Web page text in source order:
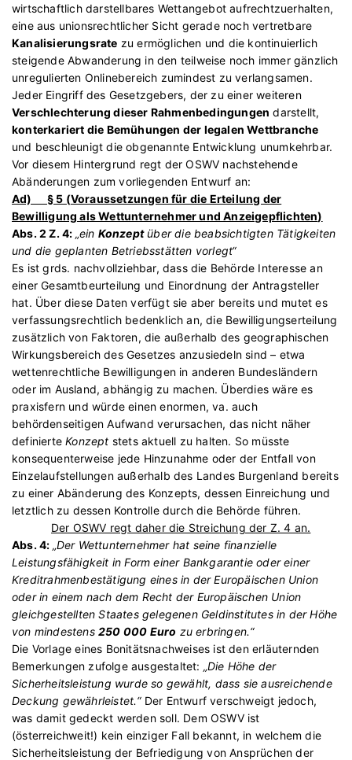
wirtschaftlich darstellbares Wettangebot aufrechtzuerhalten,
eine aus unionsrechtlicher Sicht gerade noch vertretbare
Kanalisierungsrate zu ermöglichen und die kontinuierlich
steigende Abwanderung in den teilweise noch immer gänzlich
unregulierten Onlinebereich zumindest zu verlangsamen.
Jeder Eingriff des Gesetzgebers, der zu einer weiteren
Verschlechterung dieser Rahmenbedingungen darstellt,
konterkariert die Bemühungen der legalen Wettbranche
und beschleunigt die obgenannte Entwicklung unumkehrbar.
Vor diesem Hintergrund regt der OSWV nachstehende
Abänderungen zum vorliegenden Entwurf an:
Ad) § 5 (Voraussetzungen für die Erteilung der
Bewilligung als Wettunternehmer und Anzeigepflichten)
Abs. 2 Z. 4: „ein Konzeptüber die beabsichtigten Tätigkeiten
und die geplanten Betriebsstätten vorlegt“
Es ist grds. nachvollziehbar, dass die Behörde Interesse an
einer Gesamtbeurteilung und Einordnung der Antragsteller
hat. Über diese Daten verfügt sie aber bereits und mutet es
verfassungsrechtlich bedenklich an, die Bewilligungserteilung
zusätzlich von Faktoren, die außerhalb des geographischen
Wirkungsbereich des Gesetzes anzusiedeln sind – etwa
wettenrechtliche Bewilligungen in anderen Bundesländern
oder im Ausland, abhängig zu machen. Überdies wäre es
praxisfern und würde einen enormen, va. auch
behördenseitigen Aufwand verursachen, das nicht näher
definierteKonzept stets aktuell zu halten. So müsste
konsequenterweise jede Hinzunahme oder der Entfall von
Einzelaufstellungen außerhalb des Landes Burgenland bereits
zu einer Abänderung des Konzepts, dessen Einreichung und
letztlich zu dessen Kontrolle durch die Behörde führen.
Der OSWV regt daher die Streichung der Z. 4 an.
Abs. 4: „Der Wettunternehmer hat seine finanzielle
Leistungsfähigkeit in Form einer Bankgarantie oder einer
Kreditrahmenbestätigung eines in der Europäischen Union
oder in einem nach dem Recht der Europäischen Union
gleichgestellten Staates gelegenen Geldinstitutes in der Höhe
von mindestens 250 000 Euro zu erbringen.“
Die Vorlage eines Bonitätsnachweises ist den erläuternden
Bemerkungen zufolge ausgestaltet: „Die Höhe der
Sicherheitsleistung wurde so gewählt, dass sie ausreichende
Deckung gewährleistet.“Der Entwurf verschweigt jedoch,
was damit gedeckt werden soll. Dem OSWV ist
(österreichweit!) kein einziger Fall bekannt, in welchem die
Sicherheitsleistung der Befriedigung von Ansprüchen der